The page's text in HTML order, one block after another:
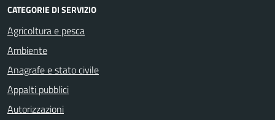
CATEGORIE DI SERVIZIO
Agricoltura e pesca
Ambiente
Anagrafe e stato civile
Appalti pubblici
Autorizzazioni